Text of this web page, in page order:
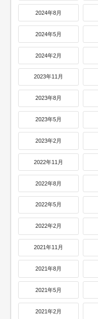
2024年8月
2024年5月
2024年2月
2023年11月
2023年8月
2023年5月
2023年2月
2022年11月
2022年8月
2022年5月
2022年2月
2021年11月
2021年8月
2021年5月
2021年2月